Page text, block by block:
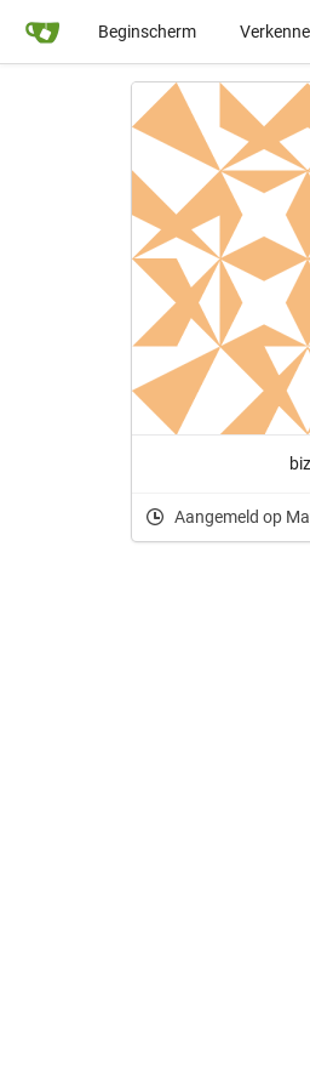
Beginscherm
Aangemeld op